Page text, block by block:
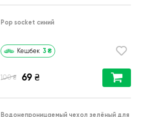
Pop socket синий
Кешбек 3 ₴
100 ₴ 69 ₴
Водонепроницаемый чехол зелёный для